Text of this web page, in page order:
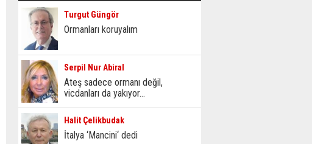
Turgut Güngör
Ormanları koruyalım
Serpil Nur Abiral
Ateş sadece ormanı değil,
vicdanları da yakıyor...
Halit Çelikbudak
İtalya ‘Mancini‘ dedi